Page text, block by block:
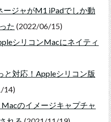
ージャがM1 iPadでしか動
た (2022/06/15)
シリコンMacにネイティ
対応！Appleシリコン版
14)
のイメージキャプチャ